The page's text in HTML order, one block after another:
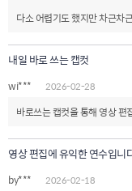
다소 어렵기도 했지만 차근차
내일 바로 쓰는 캡컷
wi*** 2026-02-28
바로쓰는 캡컷을 통해 영상 편
영상 편집에 유익한 연수입니
by*** 2026-02-18